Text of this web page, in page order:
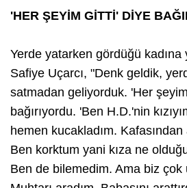
'HER ŞEYİM GİTTİ' DİYE
Yerde yatarken gördüğü kadına
Safiye Uçarcı, "Denk geldik,
satmadan geliyorduk. 'Her
bağırıyordu. 'Ben H.D.'nin
hemen kucakladım.
Ben korktum yani kıza ne
Ben de bilemedim. Ama biz çok